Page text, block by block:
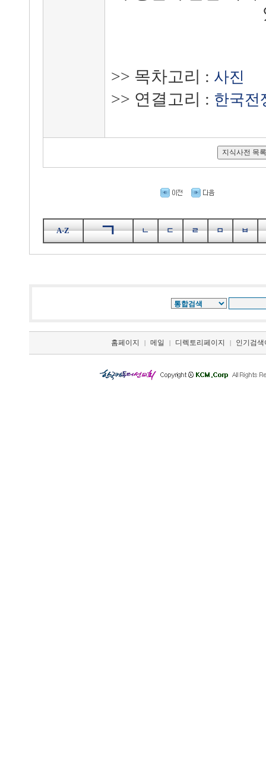
>> 목차고리 : 사진
>> 연결고리 : 한국전
A-Z ㄱ ㄴ ㄷ ㄹ ㅁ ㅂ
홈페이지 | 메일 | 디렉토리페이지 | 인기검색